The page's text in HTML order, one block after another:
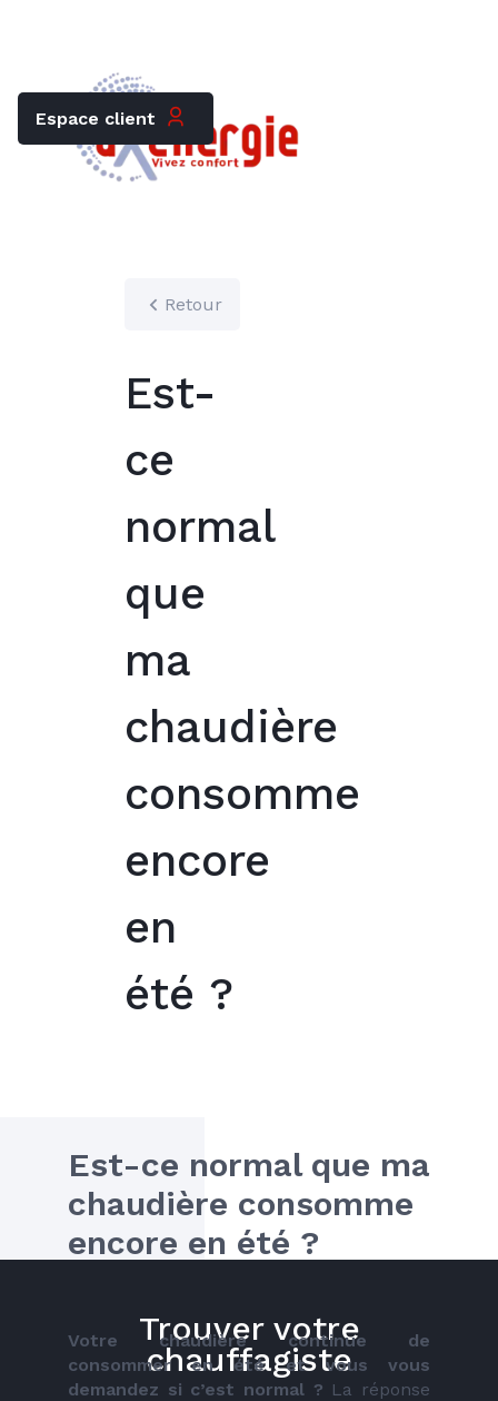
Espace client
Retour
Est-
ce
normal
que
ma
chaudière
consomme
encore
en
été ?
Est-ce normal que ma
chaudière consomme
encore en été ?
Votre chaudière continue de
consommer en été et vous vous
demandez si c’est normal ? La réponse
Trouver votre
chauffagiste